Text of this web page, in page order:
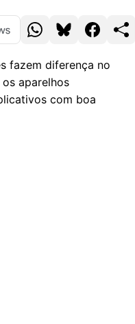
fazem diferença no
aparelhos
com boa